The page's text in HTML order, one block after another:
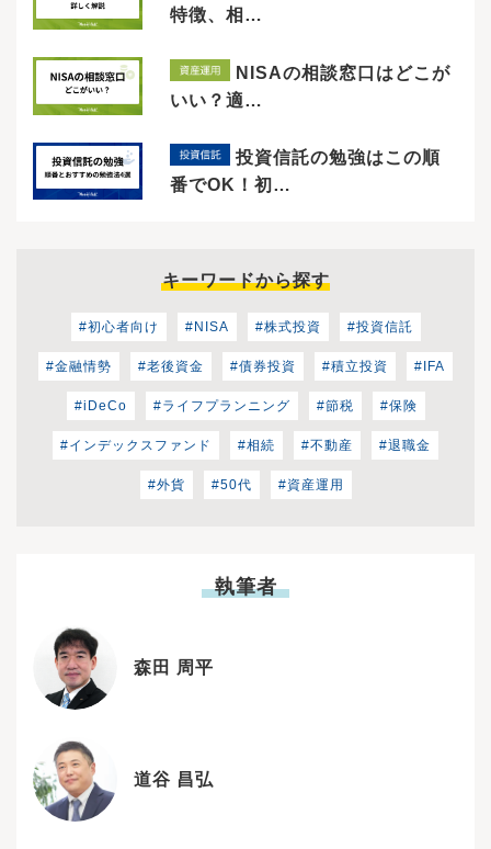
特徴、相…
NISAの相談窓口はどこが
いい？適…
投資信託の勉強はこの順
番でOK！初…
キーワードから探す
#初心者向け #NISA #株式投資 #投資信託
#金融情勢 #老後資金 #債券投資 #積立投資 #IFA
#iDeCo #ライフプランニング #節税 #保険
#インデックスファンド #相続 #不動産 #退職金
#外貨 #50代 #資産運用
執筆者
森田 周平
道谷 昌弘